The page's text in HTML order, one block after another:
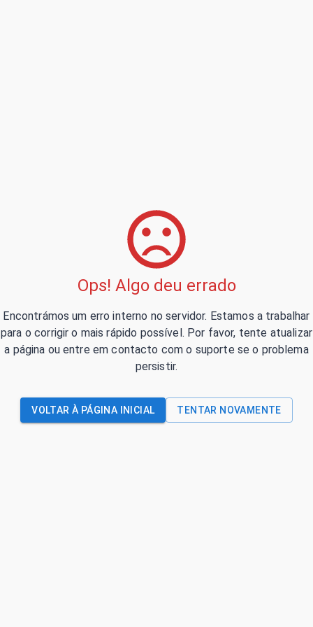
Ops! Algo deu errado
Encontrámos um erro interno no servidor. Estamos a trabalhar
para o corrigir o mais rápido possível. Por favor, tente atualizar
a página ou entre em contacto com o suporte se o problema
persistir.
VOLTAR À PÁGINA INICIAL TENTAR NOVAMENTE